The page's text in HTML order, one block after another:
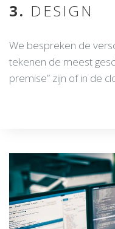
3. DESIGN
We bespreken de
tekenen de meest
premise” zijn of in de